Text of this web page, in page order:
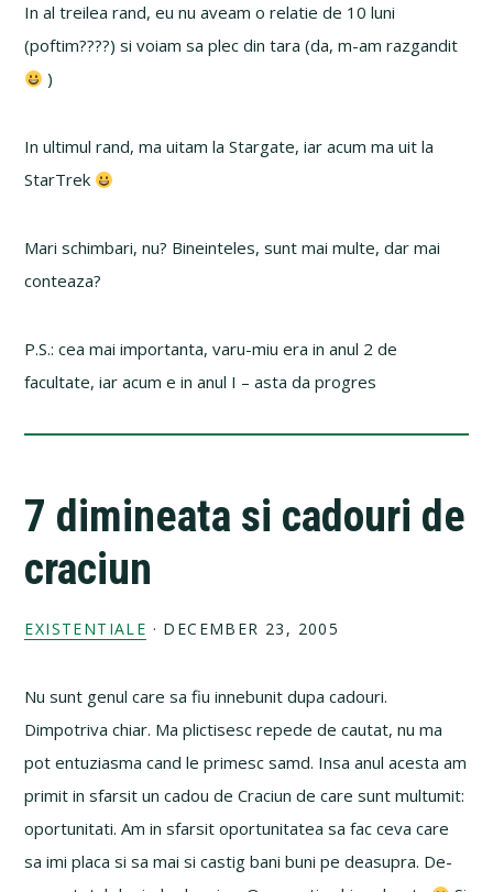
In al treilea rand, eu nu aveam o relatie de 10 luni
(poftim????) si voiam sa plec din tara (da, m-am razgandit
)
In ultimul rand, ma uitam la Stargate, iar acum ma uit la
StarTrek
Mari schimbari, nu? Bineinteles, sunt mai multe, dar mai
conteaza?
P.S.: cea mai importanta, varu-miu era in anul 2 de
facultate, iar acum e in anul I – asta da progres
7 dimineata si cadouri de
craciun
EXISTENTIALE · DECEMBER 23, 2005
Nu sunt genul care sa fiu innebunit dupa cadouri.
Dimpotriva chiar. Ma plictisesc repede de cautat, nu ma
pot entuziasma cand le primesc samd. Insa anul acesta am
primit in sfarsit un cadou de Craciun de care sunt multumit:
oportunitati. Am in sfarsit oportunitatea sa fac ceva care
sa imi placa si sa mai si castig bani buni pe deasupra. De-